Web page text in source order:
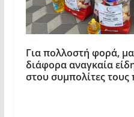
Για πολλοστή φορά,
διάφορα αναγκαία
στου συμπολίτες